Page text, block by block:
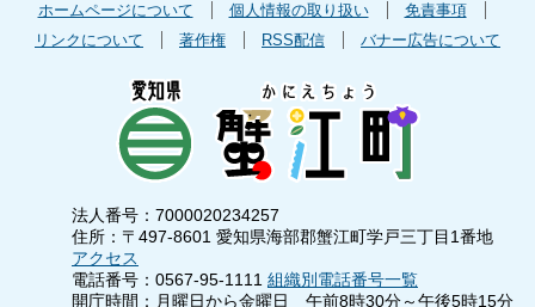
ホームページについて 個人情報の取り扱い
免責事項
リンクについて
著作権 RSS配信 バナー広告について
法人番号：7000020234257
住所：〒497-8601 愛知県海部郡蟹江町学戸三丁目1番地
アクセス
電話番号：0567-95-1111 組織別電話番号一覧
開庁時間：月曜日から金曜日 午前8時30分～午後5時15分